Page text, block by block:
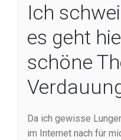
Ich
es geht
schöne
Da ich gewisse
im Internet nach für